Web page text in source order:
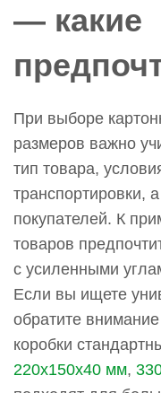
— какие
При выборе
размеров важно
тип товара,
транспортировки,
покупателей. К
товаров
с усиленными
Если вы ищете
обратите
коробки
220х150х40 мм,